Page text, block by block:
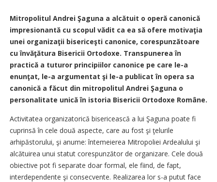
Mitropolitul Andrei Şaguna a alcătuit o operă canonică
impresionantă cu scopul vădit ca ea să ofere motivaţia
unei organizaţii bisericeşti canonice, corespunzătoare
cu învăţătura Bisericii Ortodoxe. Transpunerea în
practică a tuturor principiilor canonice pe care le-a
enunţat, le-a argumentat şi le-a publicat în opera sa
canonică a făcut din mitropolitul Andrei Şaguna o
personalitate unică în istoria Bisericii Ortodoxe Române.
Activitatea organizatorică bisericească a lui Şaguna poate fi
cuprinsă în cele două aspecte, care au fost şi ţelurile
arhipăstorului, şi anume: întemeierea Mitropoliei Ardealului şi
alcătuirea unui statut corespunzător de organizare. Cele două
obiective pot fi separate doar formal, ele fiind, de fapt,
interdependente şi consecvente. Realizarea lor s-a putut face